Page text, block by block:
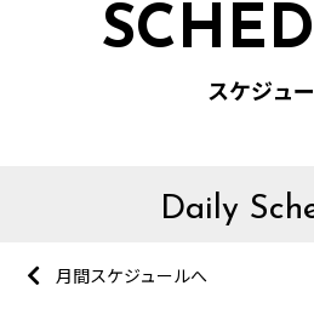
スケジュ
Daily
月間スケジュールへ